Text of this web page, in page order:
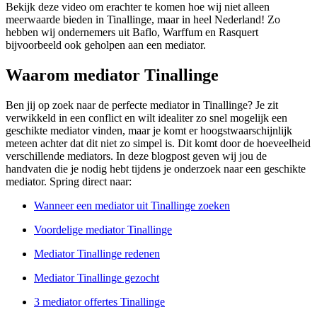
Bekijk deze video om erachter te komen hoe wij niet alleen
meerwaarde bieden in Tinallinge, maar in heel Nederland! Zo
hebben wij ondernemers uit Baflo, Warffum en Rasquert
bijvoorbeeld ook geholpen aan een mediator.
Waarom mediator Tinallinge
Ben jij op zoek naar de perfecte mediator in Tinallinge? Je zit
verwikkeld in een conflict en wilt idealiter zo snel mogelijk een
geschikte mediator vinden, maar je komt er hoogstwaarschijnlijk
meteen achter dat dit niet zo simpel is. Dit komt door de hoeveelheid
verschillende mediators. In deze blogpost geven wij jou de
handvaten die je nodig hebt tijdens je onderzoek naar een geschikte
mediator. Spring direct naar:
Wanneer een mediator uit Tinallinge zoeken
Voordelige mediator Tinallinge
Mediator Tinallinge redenen
Mediator Tinallinge gezocht
3 mediator offertes Tinallinge